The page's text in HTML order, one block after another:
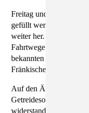
Freitag und Sonnabend
gefüllt werden, gehen
weiter her. Für das
Fahrtwege in Kauf. Ab
bekannten
Fränkischer Landgerste.
Auf den Äckern im
Getreidesorten
widerstandsfähig, voller